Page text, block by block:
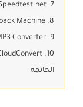
7. Speedtest.net — قياس سرعة الإنترنت
8. Wayback Machine — أرشيف الإنترنت
9. MP3 Converter — تحويل YouTube الى MP3
10. CloudConvert — تحويل الصيغ اونلاين
الخاتمة